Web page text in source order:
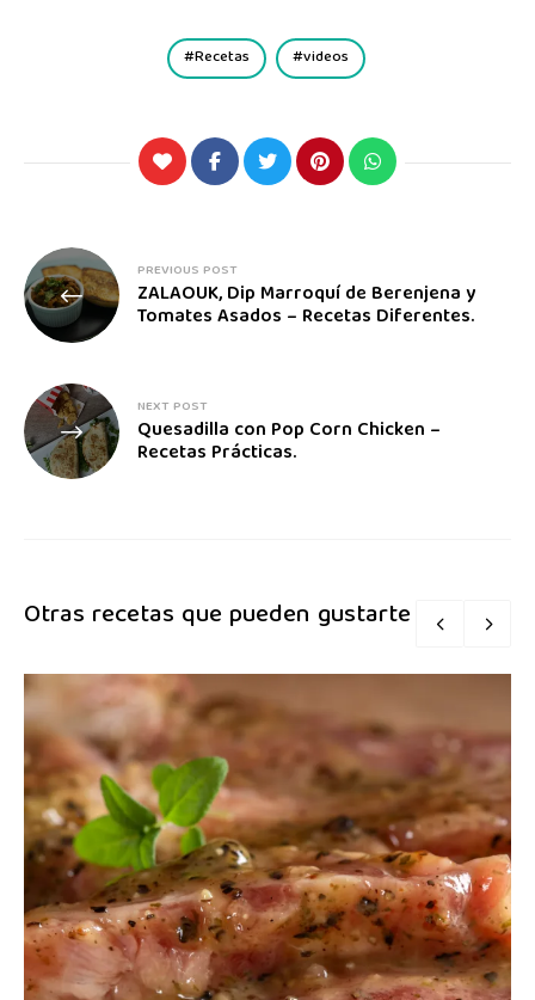
Recetas videos
PREVIOUS POST
ZALAOUK, Dip Marroquí de Berenjena y
Tomates Asados – Recetas Diferentes.
NEXT POST
Quesadilla con Pop Corn Chicken –
Recetas Prácticas.
Otras recetas que pueden gustarte